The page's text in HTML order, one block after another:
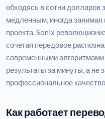
обходясь в сотни долларов
медленным, иногда
проекта. Sonix
сочетая передовое
современными
результаты за минуты, а не
профессиональное
Как работает